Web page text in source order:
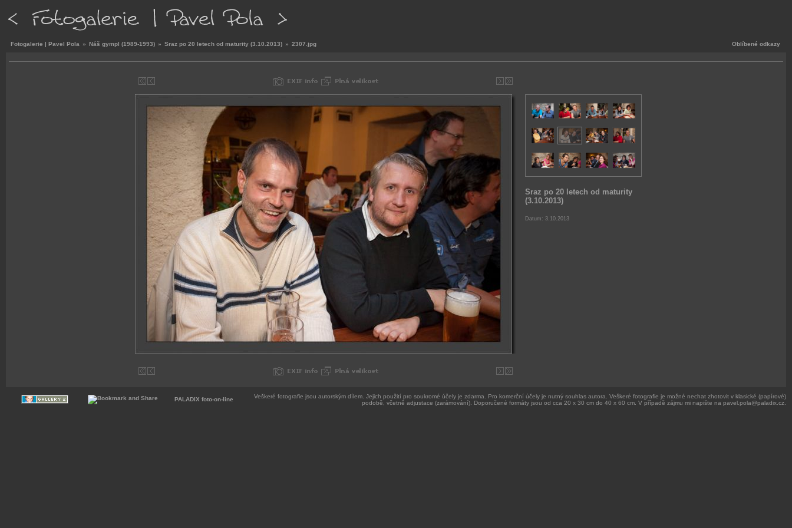
Oblíbené odkazy
Fotogalerie | Pavel Pola » Náš gympl (1989-1993) » Sraz po 20 letech od maturity (3.10.2013) » 2307.jpg
Sraz po 20 letech od maturity
(3.10.2013)
Datum: 3.10.2013
PALADIX foto-on-line
Veškeré fotografie jsou autorským dílem. Jejich použití pro soukromé účely je zdarma. Pro komerční účely je nutný souhlas autora. Veškeré fotografie je možné nechat zhotovit v klasické (papírové)
podobě, včetně adjustace (zarámování). Doporučené formáty jsou od cca 20 x 30 cm do 40 x 60 cm. V případě zájmu mi napište na pavel.pola@paladix.cz.